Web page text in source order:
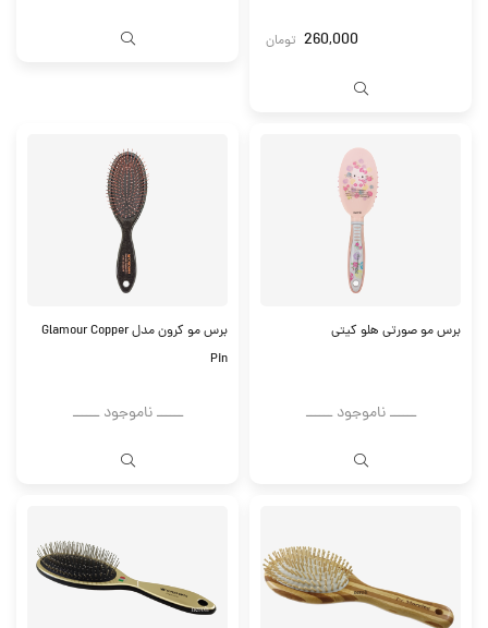
260,000 تومان
برس مو صورتی هلو کیتی
ــــــ ناموجود ــــــ
برس مو کرون مدل Glamour Copper
Pin
ــــــ ناموجود ــــــ